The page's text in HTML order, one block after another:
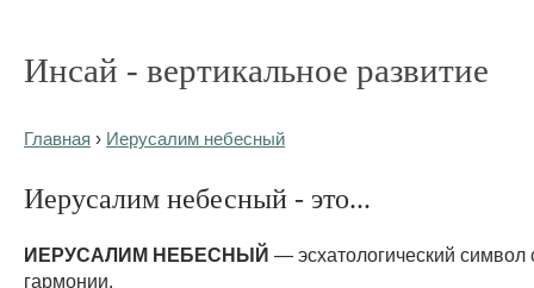
Инсай - вертикальное развитие
Главная › Иерусалим небесный
Иерусалим небесный - это...
ИЕРУСАЛИМ НЕБЕСНЫЙ — эсхатологический символ
гармонии.